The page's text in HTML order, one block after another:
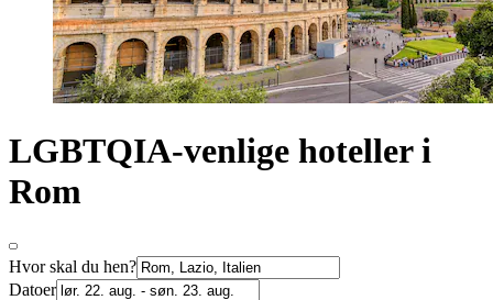
LGBTQIA-venlige hoteller i
Rom
Hvor skal du hen?
Datoer